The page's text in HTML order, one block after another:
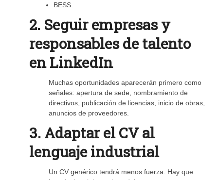
BESS.
2. Seguir empresas y
responsables de talento
en LinkedIn
Muchas oportunidades aparecerán primero como
señales: apertura de sede, nombramiento de
directivos, publicación de licencias, inicio de obras,
anuncios de proveedores.
3. Adaptar el CV al
lenguaje industrial
Un CV genérico tendrá menos fuerza. Hay que